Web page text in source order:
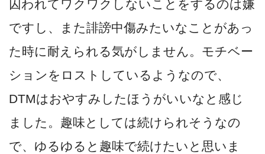
囚われてワクワクしないことをするのは嫌
ですし、また誹謗中傷みたいなことがあっ
た時に耐えられる気がしません。モチベー
ションをロストしているようなので、
DTMはおやすみしたほうがいいなと感じ
ました。趣味としては続けられそうなの
で、ゆるゆると趣味で続けたいと思いま